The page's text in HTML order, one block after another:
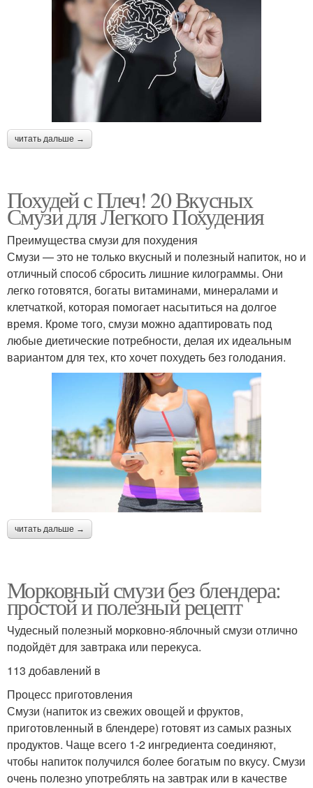
читать дальше →
Похудей с Плеч! 20 Вкусных
Смузи для Легкого Похудения
Преимущества смузи для похудения
Смузи — это не только вкусный и полезный напиток, но и
отличный способ сбросить лишние килограммы. Они
легко готовятся, богаты витаминами, минералами и
клетчаткой, которая помогает насытиться на долгое
время. Кроме того, смузи можно адаптировать под
любые диетические потребности, делая их идеальным
вариантом для тех, кто хочет похудеть без голодания.
читать дальше →
Морковный смузи без блендера:
простой и полезный рецепт
Чудесный полезный морковно-яблочный смузи отлично
подойдёт для завтрака или перекуса.
113 добавлений в
Процесс приготовления
Смузи (напиток из свежих овощей и фруктов,
приготовленный в блендере) готовят из самых разных
продуктов. Чаще всего 1-2 ингредиента соединяют,
чтобы напиток получился более богатым по вкусу. Смузи
очень полезно употреблять на завтрак или в качестве